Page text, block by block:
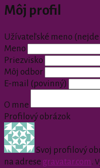
Môj profil
Užívateľské meno
Meno
Priezvisko
Môj odbor
E-mail
(povinný)
O mne
Profilový obrázok
Svoj profilový
na adrese gravatar.com .